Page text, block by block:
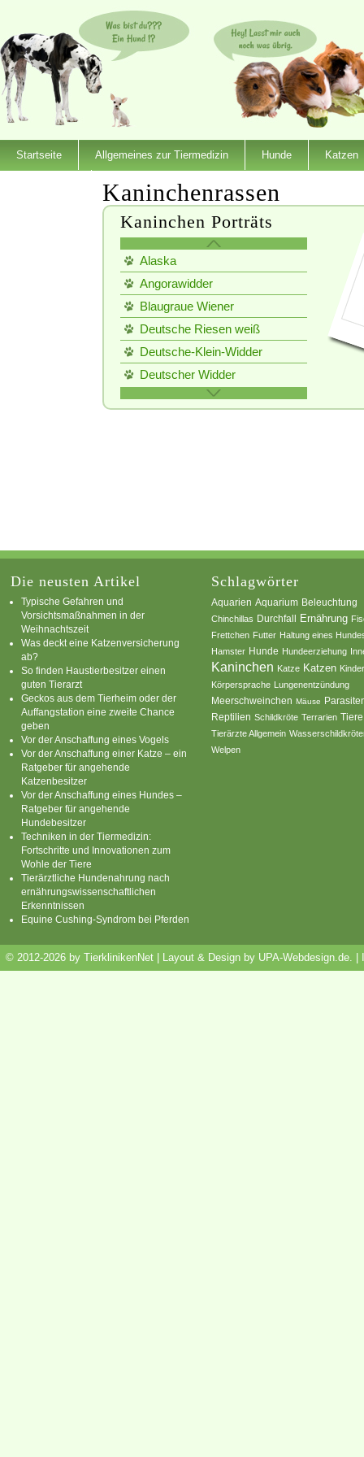
Startseite Allgemeines zur Tiermedizin Hunde Katzen
Kaninchenrassen
Kaninchen Porträts
Alaska
Angorawidder
Blaugraue Wiener
Deutsche Riesen weiß
Deutsche-Klein-Widder
Deutscher Widder
Englische Widder
Rexkaninchen
Rhönkaninchen
Riesenschecken
Roter Neuseeländer
Russenkaninchen
Satinkaninchen
Schwarze Wiener
Schwarzgrannenkaninchen
Teddywidder
Thüringer
Zwergwidder
Die neusten Artikel
Typische Gefahren und
Vorsichtsmaßnahmen in der
Weihnachtszeit
Was deckt eine Katzenversicherung
ab?
So finden Haustierbesitzer einen
guten Tierarzt
Geckos aus dem Tierheim oder der
Auffangstation eine zweite Chance
geben
Vor der Anschaffung eines Vogels
Vor der Anschaffung einer Katze – ein
Ratgeber für angehende
Katzenbesitzer
Vor der Anschaffung eines Hundes –
Ratgeber für angehende
Hundebesitzer
Techniken in der Tiermedizin:
Fortschritte und Innovationen zum
Wohle der Tiere
Tierärztliche Hundenahrung nach
ernährungswissenschaftlichen
Erkenntnissen
Equine Cushing-Syndrom bei Pferden
Schlagwörter
Aquarien Aquarium Beleuchtung
Chinchillas Durchfall Ernährung
Frettchen Futter Haltung eines
Hamster Hunde Hundeerziehung
Kaninchen Katze Katzen
Körpersprache Lungenentzündung
Meerschweinchen Mäuse
Reptilien Schildkröte Terrarien Tiere
Tierärzte Allgemein
Welpen
© 2012-2026 by TierklinikenNet | Layout & Design by UPA-Webdesign.de.